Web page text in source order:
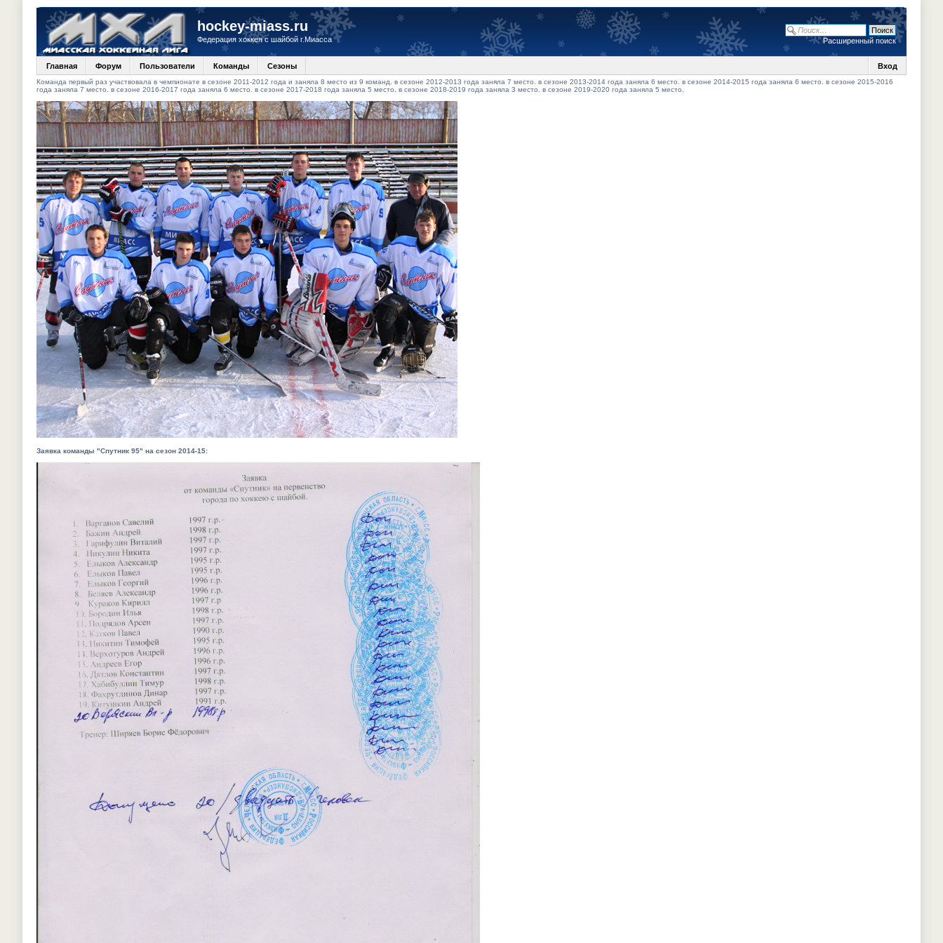
hockey-miass.ru
Федерация хоккея с шайбой г.Миасса Расширенный поиск
Главная Форум Пользователи Команды Сезоны Вход
Команда первый раз участвовала в чемпионате в сезоне 2011-2012 года и заняла 8 место из 9 команд. в сезоне 2012-2013 года заняла 7 место. в сезоне 2013-2014 года заняла 6 место. в сезоне 2014-2015 года заняла 6 место. в сезоне 2015-2016
года заняла 7 место. в сезоне 2016-2017 года заняла 6 место. в сезоне 2017-2018 года заняла 5 место. в сезоне 2018-2019 года заняла 3 место. в сезоне 2019-2020 года заняла 5 место.
Заявка команды "Спутник 95" на сезон 2014-15: